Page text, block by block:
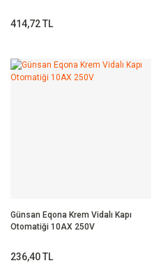
414,72 TL
Günsan Eqona Krem Vidalı Kapı
Otomatiği 10AX 250V
236,40 TL